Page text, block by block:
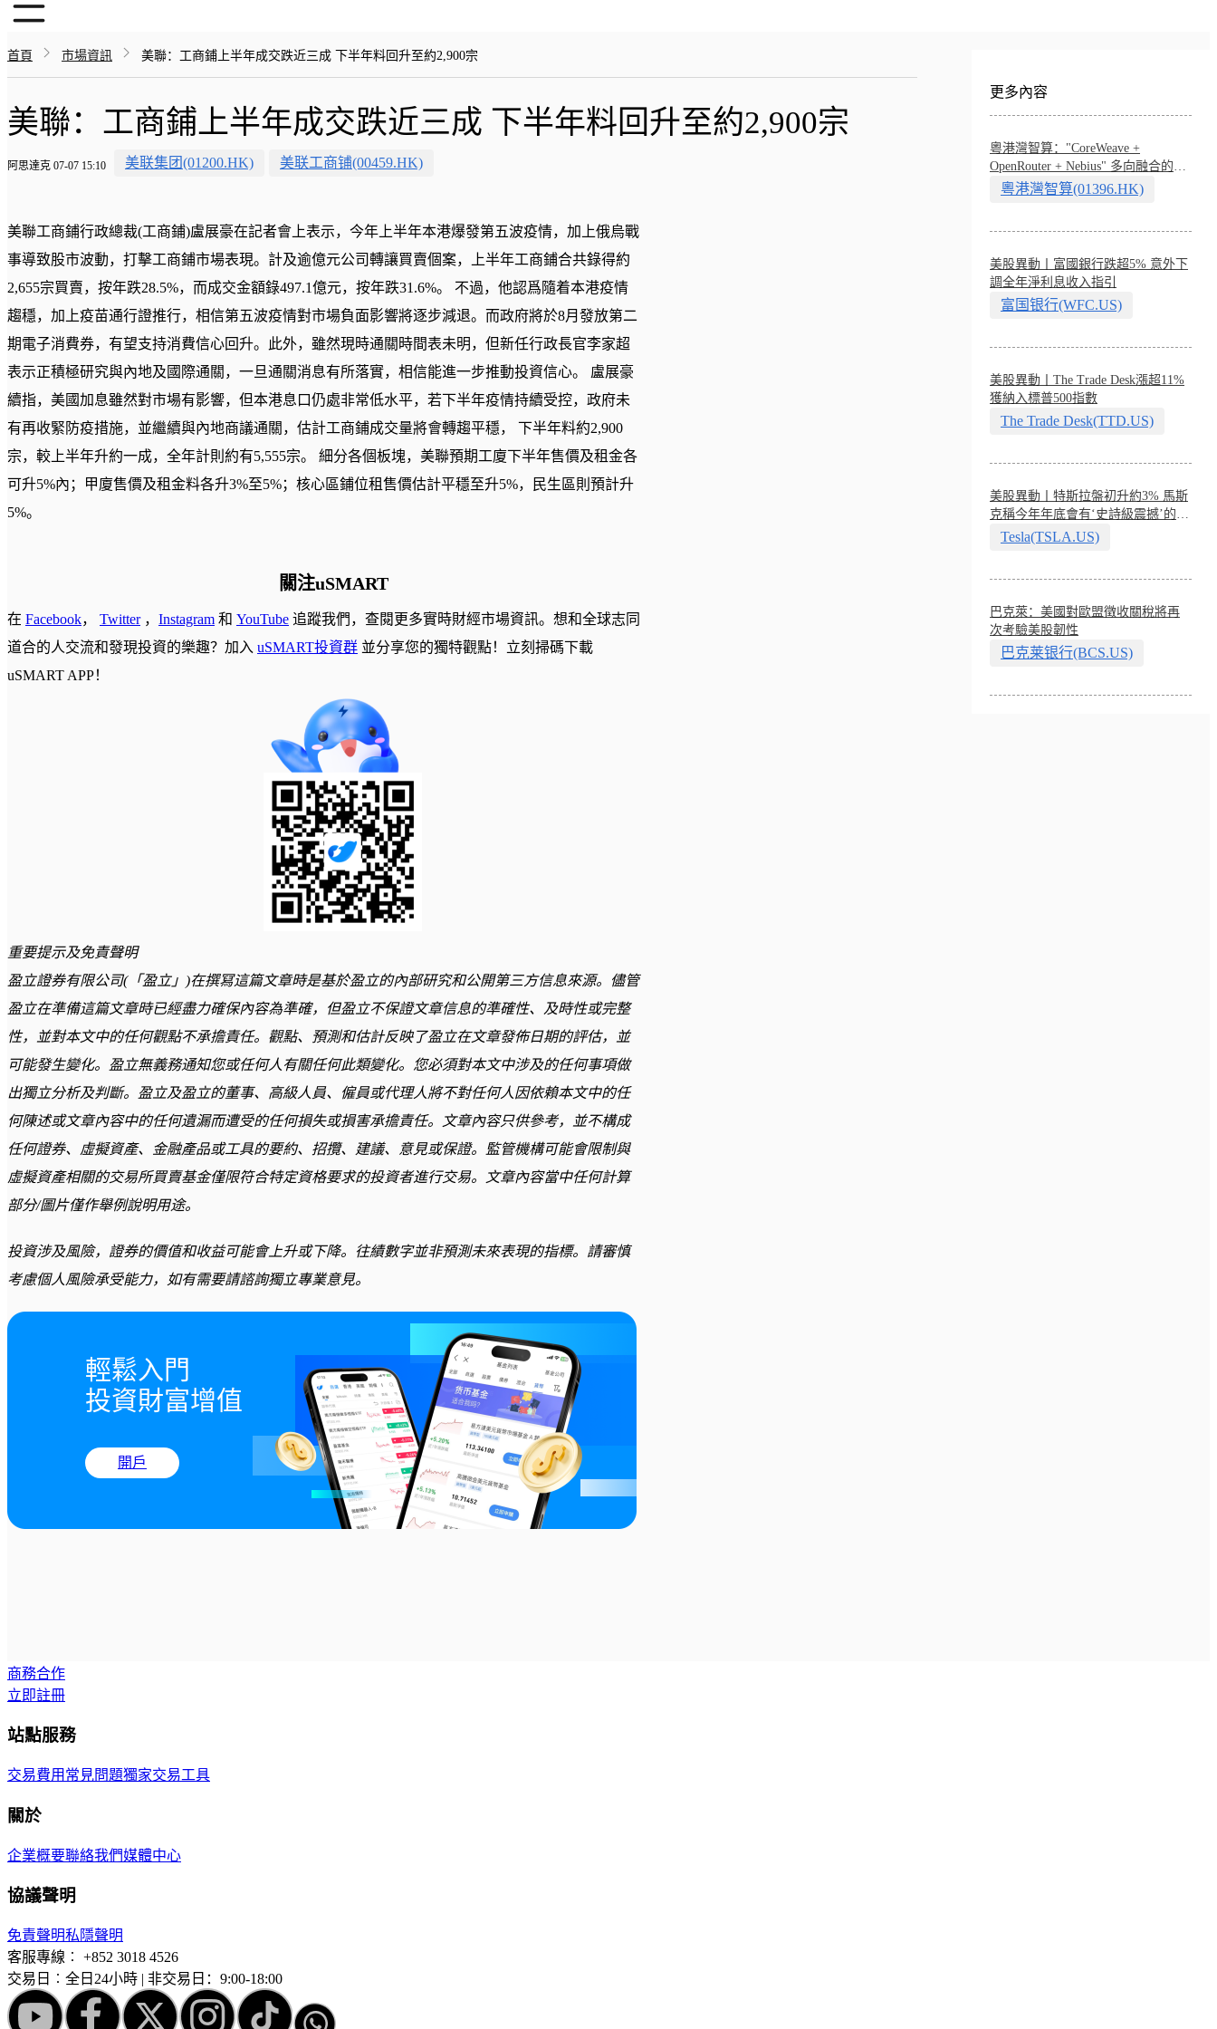
首頁 市場資訊 美聯：工商鋪上半年成交跌近三成 下半年料回升至約2,900宗
美聯：工商鋪上半年成交跌近三成 下半年料回升至約2,900宗
阿思達克 07-07 15:10 美联集团(01200.HK) 美联工商铺(00459.HK)
美聯工商鋪行政總裁(工商鋪)盧展豪在記者會上表示，今年上半年本港爆發第五波疫情，加上俄烏戰
事導致股市波動，打擊工商鋪市場表現。計及逾億元公司轉讓買賣個案，上半年工商鋪合共錄得約
2,655宗買賣，按年跌28.5%，而成交金額錄497.1億元，按年跌31.6%。 不過，他認爲隨着本港疫情
趨穩，加上疫苗通行證推行，相信第五波疫情對市場負面影響將逐步減退。而政府將於8月發放第二
期電子消費券，有望支持消費信心回升。此外，雖然現時通關時間表未明，但新任行政長官李家超
表示正積極研究與內地及國際通關，一旦通關消息有所落實，相信能進一步推動投資信心。 盧展豪
續指，美國加息雖然對市場有影響，但本港息口仍處非常低水平，若下半年疫情持續受控，政府未
有再收緊防疫措施，並繼續與內地商議通關，估計工商鋪成交量將會轉趨平穩， 下半年料約2,900
宗，較上半年升約一成，全年計則約有5,555宗。 細分各個板塊，美聯預期工廈下半年售價及租金各
可升5%內；甲廈售價及租金料各升3%至5%；核心區鋪位租售價估計平穩至升5%，民生區則預計升
5%。
關注uSMART
在 Facebook， Twitter， Instagram 和 YouTube 追蹤我們，查閱更多實時財經市場資訊。想和全球志同
道合的人交流和發現投資的樂趣？加入 uSMART投資群 並分享您的獨特觀點！立刻掃碼下載
uSMART APP！
重要提示及免責聲明
盈立證券有限公司(「盈立」)在撰冩這篇文章時是基於盈立的內部研究和公開第三方信息來源。儘管
盈立在準備這篇文章時已經盡力確保內容為準確，但盈立不保證文章信息的準確性、及時性或完整
性，並對本文中的任何觀點不承擔責任。觀點、預測和估計反映了盈立在文章發佈日期的評估，並
可能發生變化。盈立無義務通知您或任何人有關任何此類變化。您必須對本文中涉及的任何事項做
出獨立分析及判斷。盈立及盈立的董事、高級人員、僱員或代理人將不對任何人因依賴本文中的任
何陳述或文章內容中的任何遺漏而遭受的任何損失或損害承擔責任。文章內容只供參考，並不構成
任何證券、虛擬資產、金融產品或工具的要約、招攬、建議、意見或保證。監管機構可能會限制與
虛擬資產相關的交易所買賣基金僅限符合特定資格要求的投資者進行交易。文章內容當中任何計算
部分/圖片僅作舉例說明用途。
投資涉及風險，證券的價值和收益可能會上升或下降。往績數字並非預測未來表現的指標。請審慎
考慮個人風險承受能力，如有需要請諮詢獨立專業意見。
輕鬆入門
投資財富增值
開戶
更多內容
粵港灣智算："CoreWeave +
OpenRouter + Nebius" 多向融合的中
國智算新範式
粵港灣智算(01396.HK)
美股異動丨富國銀行跌超5% 意外下
調全年淨利息收入指引
富国银行(WFC.US)
美股異動丨The Trade Desk漲超11%
獲納入標普500指數
The Trade Desk(TTD.US)
美股異動丨特斯拉盤初升約3% 馬斯
克稱今年年底會有‘史詩級震撼’的演
示Tesla(TSLA.US)
巴克萊：美國對歐盟徵收關稅將再
次考驗美股韌性
巴克莱银行(BCS.US)
商務合作
立即註冊
站點服務
交易費用 常見問題獨家交易工具
關於
企業概要聯絡我們媒體中心
協議聲明
免責聲明私隱聲明
客服專線︰ +852 3018 4526
交易日︰全日24小時 | 非交易日：9:00-18:00